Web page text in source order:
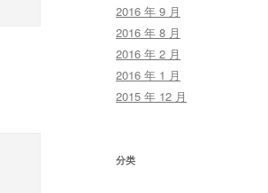
2016 年 9 月
2016 年 8 月
2016 年 2 月
2016 年 1 月
2015 年 12 月
分类